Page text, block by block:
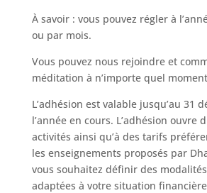
À savoir : vous pouvez régler à
ou par mois.
Vous pouvez nous rejoindre et
méditation à n’importe quel
L’adhésion est valable jusqu’au 31
l’année en cours. L’adhésion ouvre
activités ainsi qu’à des tarifs
les enseignements proposés par
vous souhaitez définir des
adaptées à votre situation